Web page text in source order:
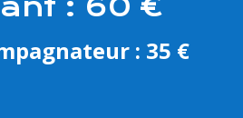
: 60 €
: 35 €